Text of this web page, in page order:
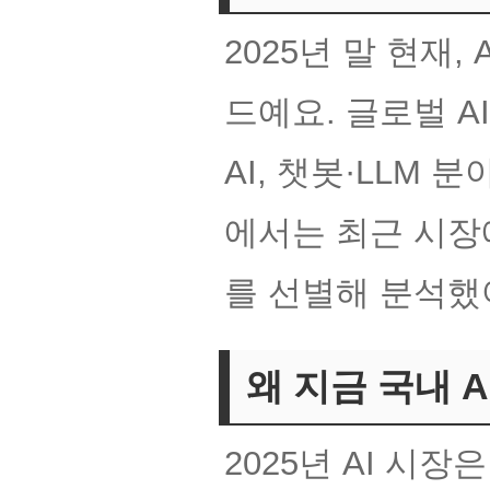
2025년 말 현재,
드예요. 글로벌
AI, 챗봇·LLM 분
에서는 최근 시
를 선별해 분석
왜 지금 국내
2025년 AI 시장